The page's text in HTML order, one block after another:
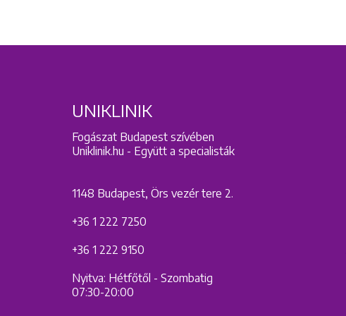
UNIKLINIK
Fogászat Budapest szívében
Uniklinik.hu - Együtt a specialisták
1148 Budapest, Örs vezér tere 2.
+36 1 222 7250
+36 1 222 9150
Nyitva: Hétfőtől - Szombatig
07:30-20:00